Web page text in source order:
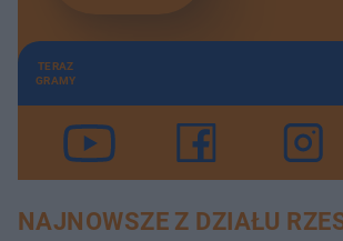
TERAZ
GRAMY
NAJNOWSZE Z DZIAŁU